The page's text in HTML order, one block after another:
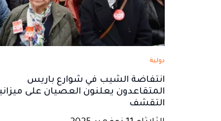
دولية
انتفاضة الشيب في شوارع باريس
المتقاعدون يعلنون العصيان على
التقشف